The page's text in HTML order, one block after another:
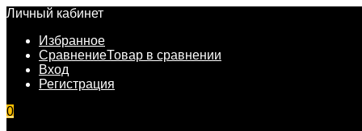
Личный кабинет
Избранное
СравнениеТовар в сравнении
Вход
Регистрация
0